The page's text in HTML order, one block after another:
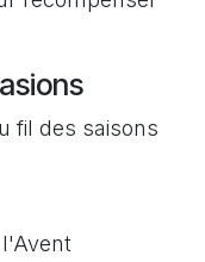
fil des saisons